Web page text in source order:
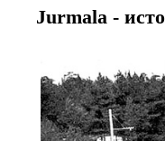
Jurmala -